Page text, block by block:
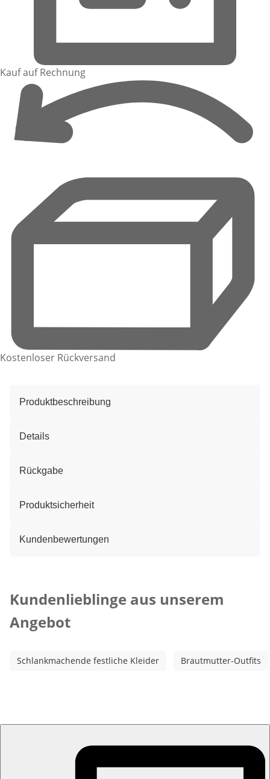
Kauf auf Rechnung
Kostenloser Rückversand
Produktbeschreibung
Details
Rückgabe
Produktsicherheit
Kundenbewertungen
Kundenlieblinge aus unserem
Angebot
Schlankmachende festliche Kleider Brautmutter-Outfits